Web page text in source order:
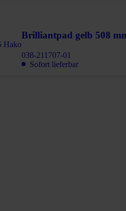
Brilliantpad gelb 508
038-211707-01
Sofort lieferbar